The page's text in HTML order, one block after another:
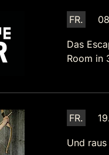
FR.
Das
Room in
FR.
Und